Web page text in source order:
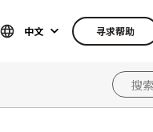
中文 寻求帮助